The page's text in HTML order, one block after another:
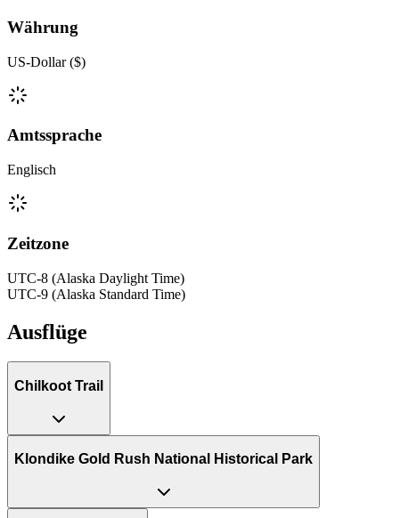
Währung
US-Dollar ($)
Amtssprache
Englisch
Zeitzone
UTC-8 (Alaska Daylight Time)
UTC-9 (Alaska Standard Time)
Ausflüge
Chilkoot Trail
Klondike Gold Rush National Historical Park